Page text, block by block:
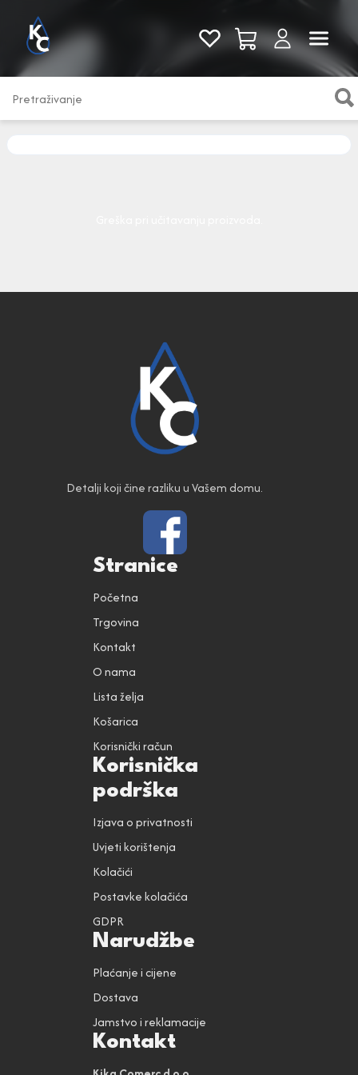
Pogledaj sve
Detalji koji čine razliku u Vašem domu.
Stranice
Početna
Trgovina
Kontakt
O nama
Lista želja
Košarica
Korisnički račun
Korisnička
podrška
Izjava o privatnosti
Uvjeti korištenja
Kolačići
Postavke kolačića
GDPR
Narudžbe
Plaćanje i cijene
Dostava
Jamstvo i reklamacije
Kontakt